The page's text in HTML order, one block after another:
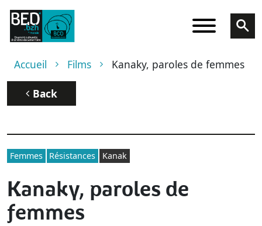
Skip to main content
Breadcrumb
Accueil Films Kanaky, paroles de femmes
Back
Femmes Résistances Kanak
Kanaky, paroles de
femmes